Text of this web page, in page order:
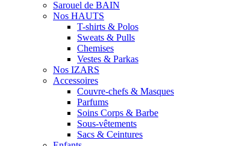
Sarouel de BAIN
Nos HAUTS
T-shirts & Polos
Sweats & Pulls
Chemises
Vestes & Parkas
Nos IZARS
Accessoires
Couvre-chefs & Masques
Parfums
Soins Corps & Barbe
Sous-vêtements
Sacs & Ceintures